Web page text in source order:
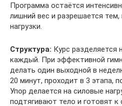
Программа остаётся
лишний вес и разрешается
нагрузки.
Структура: Курс разделяется
каждый. При эффективной
делать один выходной в
20 минут, проходит в 3 этапа,
Упор делается на силовые
подтягивают тело и готовят к